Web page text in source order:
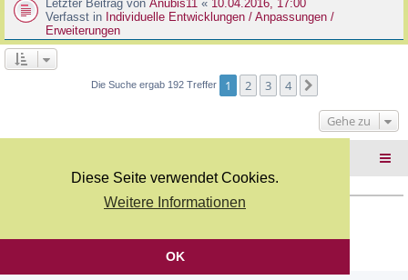
Diese Seite verwendet Cookies.
Weitere Informationen
OK
r
a
g
B
e
i
t
r
u
e
r
e
g
Letzter Beitrag von Anubis11 « 10.04.2016, 17:00
Verfasst in Individuelle Entwicklungen / Anpassungen /
Erweiterungen
Die Suche ergab 192 Treffer 1 2 3 4
Gehe zu
Deutsche Übersetzung durchphpBB.de